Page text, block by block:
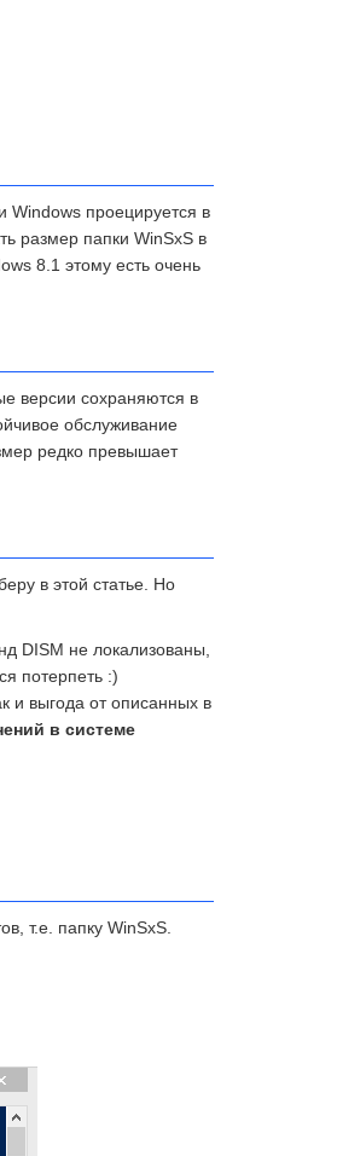
проецируется в
размер папки WinSxS в
8.1 этому есть очень
версии сохраняются в
обслуживание
редко превышает
в этой статье. Но
DISM не локализованы,
потерпеть :)
и выгода от описанных в
в системе
т.е. папку WinSxS.